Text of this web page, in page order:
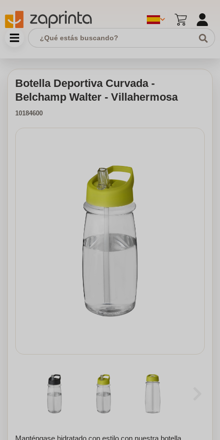
Botella Deportiva Curvada -
Belchamp Walter - Villahermosa
10184600
Manténgase hidratado con estilo con nuestra botella